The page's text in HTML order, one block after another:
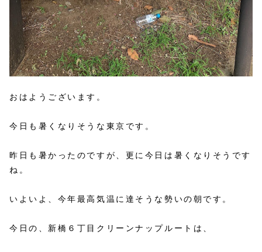
おはようございます。
今日も暑くなりそうな東京です。
昨日も暑かったのですが、更に今日は暑くなりそうです
ね。
いよいよ、今年最高気温に達そうな勢いの朝です。
今日の、新橋６丁目クリーンナップルートは、